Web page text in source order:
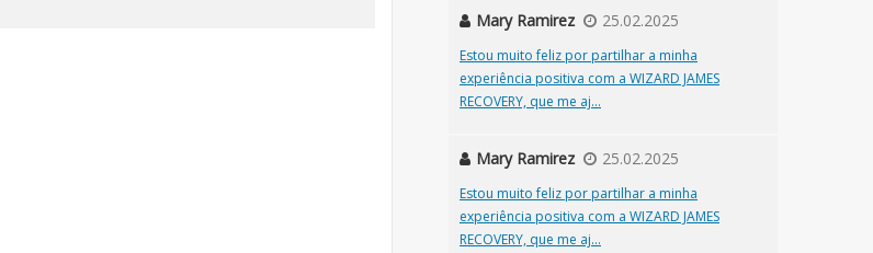
Mary Ramirez 25.02.2025
Estou muito feliz por partilhar a minha
experiência positiva com a WIZARD JAMES
RECOVERY, que me aj...
Mary Ramirez 25.02.2025
Estou muito feliz por partilhar a minha
experiência positiva com a WIZARD JAMES
RECOVERY, que me aj...